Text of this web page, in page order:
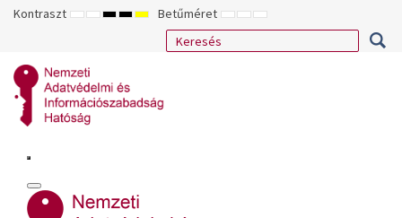
Kontraszt ALAPÉRTELMEZETT
ÉJSZAKAI
NAGY
KONTRASZTÚ
NAGY
KONTRASZTÚ
NAGY
KONTRASZTÚ
SÁRGA
FEKETE
Betűméret KISEBB
BETŰTÍPUS
ALAPÉRTELMEZETT
BETŰMÉRET
NAGYOBB
BETŰMÉRET